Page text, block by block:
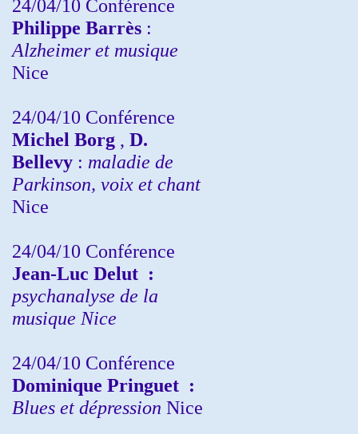
24/04/10 Conférence
Philippe Barrès :
Alzheimer et musique
Nice
24/04/10 Conférence
Michel Borg , D.
Bellevy : maladie de
Parkinson, voix et chant
Nice
24/04/10 Conférence
Jean-Luc Delut :
psychanalyse de la
musique Nice
24/04/10 Conférence
Dominique Pringuet :
Blues et dépression Nice